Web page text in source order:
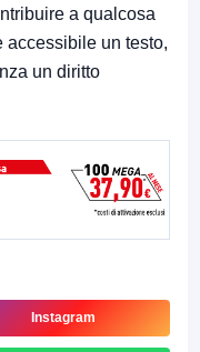
a qualcosa
accessibile un testo,
un diritto
Instagram